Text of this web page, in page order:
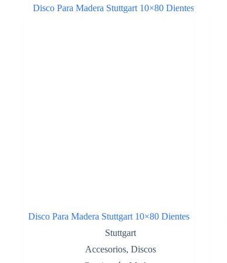
HZ-
Disco Para Madera Stuttgart 10×80 Dientes
Stuttgart
Accesorios, Discos